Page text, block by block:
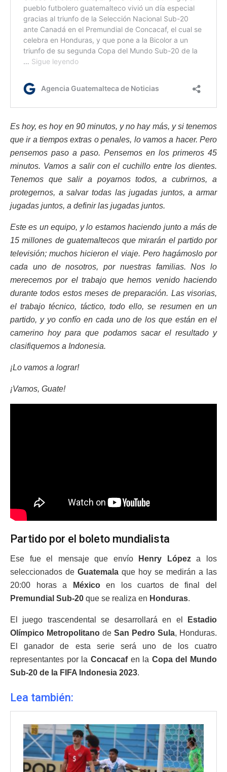
Es hoy, es hoy en 90 minutos, y no hay más, y si tenemos
que ir a tiempos extras o penales, lo vamos a hacer. Pero
pensemos paso a paso. Pensemos en los primeros 45
minutos. Vamos a salir con el cuchillo entre los dientes.
Tenemos que salir a poyarnos todos, a cubrirnos, a
protegernos, a salvar todas las jugadas juntos, a armar
jugadas juntos, a definir las jugadas juntos.
Este es un equipo, y lo estamos haciendo junto a más de
15 millones de guatemaltecos que mirarán el partido por
televisión; muchos hicieron el viaje. Pero hagámoslo por
cada uno de nosotros, por nuestras familias. Nos lo
merecemos por el trabajo que hemos venido haciendo
durante todos estos meses de preparación. Las visorias,
el trabajo técnico, táctico, todo ello, se resumen en un
partido, y yo confío en cada uno de los que están en el
camerino hoy para que podamos sacar el resultado y
clasifiquemos a Indonesia.
¡Lo vamos a lograr!
¡Vamos, Guate!
Partido por el boleto mundialista
Ese fue el mensaje que envío Henry Lópeza los
seleccionados de Guatemala que hoy se medirán a las
20:00 horas a
Méxicoen los cuartos de final del
Premundial Sub-20 que se realiza en Honduras.
El juego trascendental se desarrollará en el
Estadio
Olímpico Metropolitano de San Pedro Sula, Honduras.
El ganador de esta serie será uno de los cuatro
representantes por la Concacafen la Copa del Mundo
Sub-20 de la FIFA Indonesia 2023.
Lea también: